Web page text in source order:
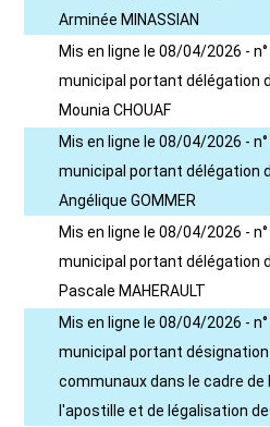
Arminée MINASSIAN
Mis en ligne le 08/04/2026 -
municipal portant délégation
Mounia CHOUAF
Mis en ligne le 08/04/2026 -
municipal portant délégation
Angélique GOMMER
Mis en ligne le 08/04/2026 -
municipal portant délégation
Pascale MAHERAULT
Mis en ligne le 08/04/2026 -
municipal portant
communaux dans le cadre de
l'apostille et de légalisation